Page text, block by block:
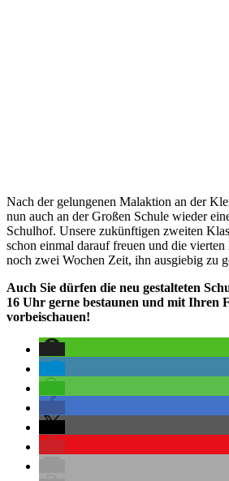
Nach der gelungenen Malaktion an der
nun auch an der Großen Schule wieder
Schulhof. Unsere zukünftigen zweiten
schon einmal darauf freuen und die
noch zwei Wochen Zeit, ihn ausgiebig zu
Auch Sie dürfen die neu gestalteten
16 Uhr gerne bestaunen und mit Ihren
vorbeischauen!